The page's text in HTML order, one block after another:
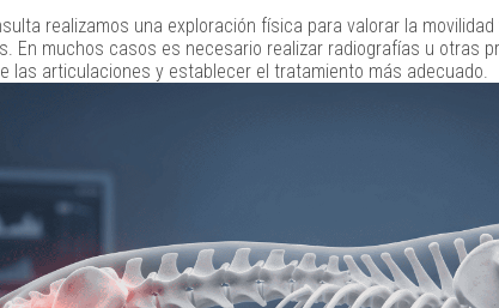
realizamos una exploración física para valorar la
En muchos casos es necesario realizar radiografías u otras
las articulaciones y establecer el tratamiento más adecuado.